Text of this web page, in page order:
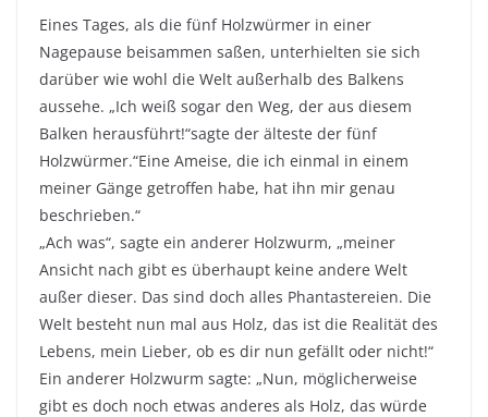
Eines Tages, als die fünf Holzwürmer in einer
Nagepause beisammen saßen, unterhielten sie sich
darüber wie wohl die Welt außerhalb des Balkens
aussehe. „Ich weiß sogar den Weg, der aus diesem
Balken herausführt!“sagte der älteste der fünf
Holzwürmer.“Eine Ameise, die ich einmal in einem
meiner Gänge getroffen habe, hat ihn mir genau
beschrieben.“
„Ach was“, sagte ein anderer Holzwurm, „meiner
Ansicht nach gibt es überhaupt keine andere Welt
außer dieser. Das sind doch alles Phantastereien. Die
Welt besteht nun mal aus Holz, das ist die Realität des
Lebens, mein Lieber, ob es dir nun gefällt oder nicht!“
Ein anderer Holzwurm sagte: „Nun, möglicherweise
gibt es doch noch etwas anderes als Holz, das würde